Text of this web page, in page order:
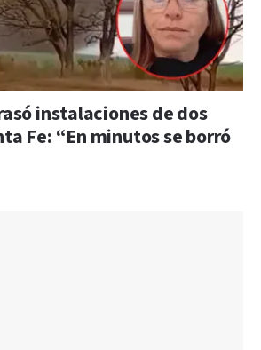
instalaciones de dos
Fe: “En minutos se borró